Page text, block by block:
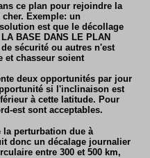
ce plan pour rejoindre la
Exemple: un
est que le décollage
BASE DANS LE PLAN
sécurité ou autres n'est
et chasseur soient
deux opportunités par jour
si l'inclinaison est
à cette latitude. Pour
est sont acceptables.
perturbation due à
donc un décalage journalier
entre 300 et 500 km,